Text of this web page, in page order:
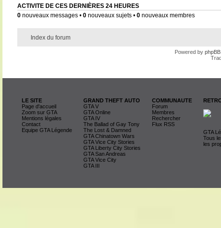
ACTIVITE DE CES DERNIÈRES 24 HEURES
0nouveaux messages • 0nouveaux sujets • 0nouveaux membres
Index du forum
Powered by phpBB
LE SITE
Page d'accueil
Zoom sur GTA
Mentions légales
Contact
Equipe GTA Légende
GRAND THEFT AUTO
GTA V
GTA Online
GTA IV
The Ballad of Gay Tony
The Lost & Damned
GTA Chinatown Wars
GTA Vice City Stories
GTA Liberty City Stories
GTA San Andreas
GTA Vice City
GTA III
COMMUNAUTE
Forum
Membres
Rechercher
Flux RSS
GTA
Tous
les